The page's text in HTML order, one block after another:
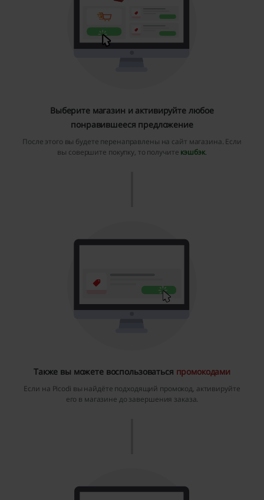
Выберите магазин и активируйте любое
понравившееся предложение
После этого вы будете перенаправлены на сайт магазина. Если
вы совершите покупку, то получите кэшбэк.
Также вы можете воспользоваться промокодами
Если на Picodi вы найдёте подходящий промокод, активируйте
его в магазине до завершения заказа.